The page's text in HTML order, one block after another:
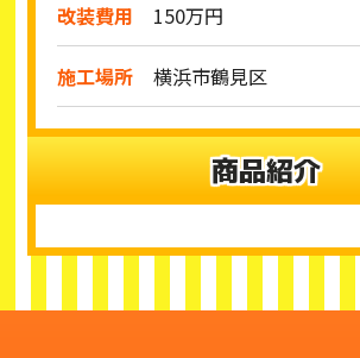
改装費用 150万円
施工場所 横浜市鶴見区
商品紹介